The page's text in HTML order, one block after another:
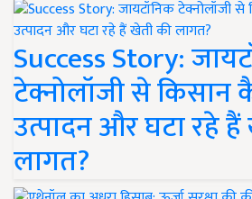
Success Story:
टेक्नोलॉजी से किसान
उत्पादन और घटा रहे
लागत?